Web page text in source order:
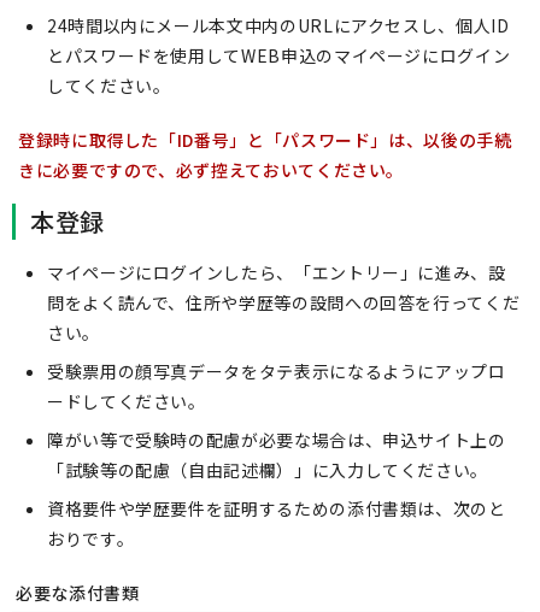
24時間以内にメール本文中内のURLにアクセスし、個人ID
とパスワードを使用してWEB申込のマイページにログイン
してください。
登録時に取得した「ID番号」と「パスワード」は、以後の手続
きに必要ですので、必ず控えておいてください。
本登録
マイページにログインしたら、「エントリー」に進み、設
問をよく読んで、住所や学歴等の設問への回答を行ってくだ
さい。
受験票用の顔写真データをタテ表示になるようにアップロ
ードしてください。
障がい等で受験時の配慮が必要な場合は、申込サイト上の
「試験等の配慮（自由記述欄）」に入力してください。
資格要件や学歴要件を証明するための添付書類は、次のと
おりです。
必要な添付書類